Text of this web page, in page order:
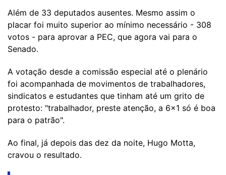
Além de 33 deputados ausentes. Mesmo assim o
placar foi muito superior ao mínimo necessário - 308
votos - para aprovar a PEC, que agora vai para o
Senado.
A votação desde a comissão especial até o plenário
foi acompanhada de movimentos de trabalhadores,
sindicatos e estudantes que tinham até um grito de
protesto: "trabalhador, preste atenção, a 6x1 só é boa
para o patrão".
Ao final, já depois das dez da noite, Hugo Motta,
cravou o resultado.